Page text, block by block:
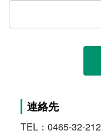
連絡先
TEL：0465-32-